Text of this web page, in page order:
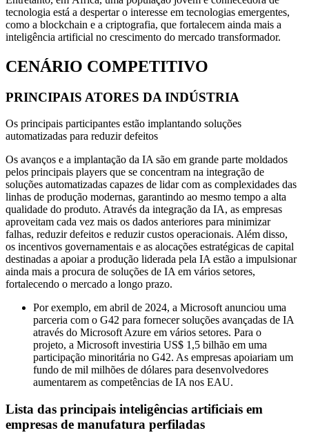
tecnologia está a despertar o interesse em tecnologias emergentes,
como a blockchain e a criptografia, que fortalecem ainda mais a
inteligência artificial no crescimento do mercado transformador.
CENÁRIO COMPETITIVO
PRINCIPAIS ATORES DA INDÚSTRIA
Os principais participantes estão implantando soluções
automatizadas para reduzir defeitos
Os avanços e a implantação da IA ​​são em grande parte moldados
pelos principais players que se concentram na integração de
soluções automatizadas capazes de lidar com as complexidades das
linhas de produção modernas, garantindo ao mesmo tempo a alta
qualidade do produto. Através da integração da IA, as empresas
aproveitam cada vez mais os dados anteriores para minimizar
falhas, reduzir defeitos e reduzir custos operacionais. Além disso,
os incentivos governamentais e as alocações estratégicas de capital
destinadas a apoiar a produção liderada pela IA estão a impulsionar
ainda mais a procura de soluções de IA em vários setores,
fortalecendo o mercado a longo prazo.
Por exemplo, em abril de 2024, a Microsoft anunciou uma
parceria com o G42 para fornecer soluções avançadas de IA
através do Microsoft Azure em vários setores. Para o
projeto, a Microsoft investiria US$ 1,5 bilhão em uma
participação minoritária no G42. As empresas apoiariam um
fundo de mil milhões de dólares para desenvolvedores
aumentarem as competências de IA nos EAU.
Lista das principais inteligências artificiais em
empresas de manufatura perfiladas